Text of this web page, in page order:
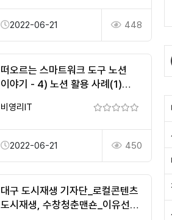
2022-06-21 448
떠오르는 스마트워크 도구 노션
이야기 - 4) 노션 활용 사례(1)
비영리IT
2022-06-21 450
대구 도시재생 기자단_로컬콘텐츠
도시재생, 수창청춘맨숀_이유선